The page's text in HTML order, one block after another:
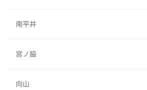
南平井
宮ノ脇
向山